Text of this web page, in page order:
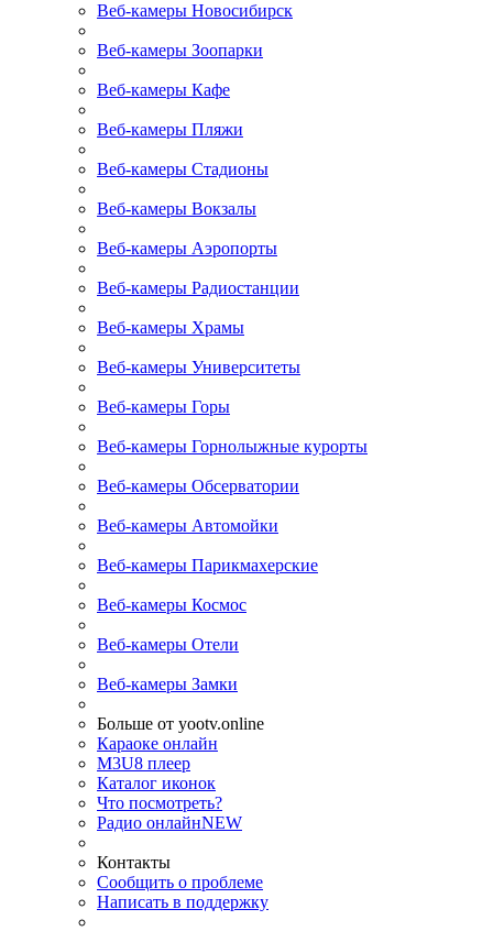
Веб-камеры Новосибирск
Веб-камеры Зоопарки
Веб-камеры Кафе
Веб-камеры Пляжи
Веб-камеры Стадионы
Веб-камеры Вокзалы
Веб-камеры Аэропорты
Веб-камеры Радиостанции
Веб-камеры Храмы
Веб-камеры Университеты
Веб-камеры Горы
Веб-камеры Горнолыжные курорты
Веб-камеры Обсерватории
Веб-камеры Автомойки
Веб-камеры Парикмахерские
Веб-камеры Космос
Веб-камеры Отели
Веб-камеры Замки
Больше от yootv.online
Караоке онлайн
M3U8 плеер
Каталог иконок
Что посмотреть?
Радио онлайнNEW
Контакты
Сообщить о проблеме
Написать в поддержку